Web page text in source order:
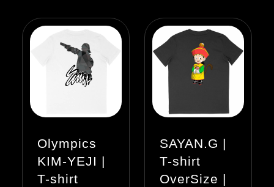
Olympics
KIM-YEJI |
T-shirt
SAYAN.G |
T-shirt
OverSize |